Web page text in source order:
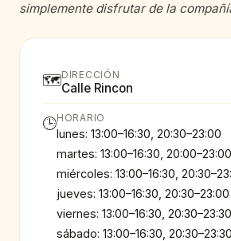
simplemente disfrutar de la
🗺️DIRECCIÓN
Calle Rincon
🕒HORARIO
lunes: 13:00–16:30, 20:30–23:00
martes: 13:00–16:30, 20:00–23:00
miércoles: 13:00–16:30,
jueves: 13:00–16:30, 20:30–23:00
viernes: 13:00–16:30, 20:30–23:30
sábado: 13:00–16:30, 20:30–23:30